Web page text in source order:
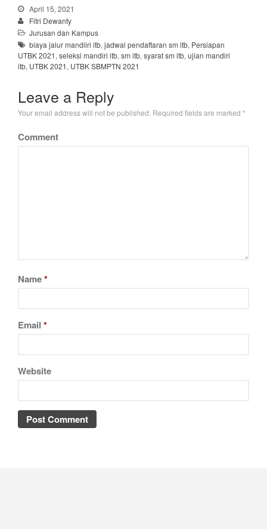
April 15, 2021
Fitri Dewanty
Jurusan dan Kampus
biaya jalur mandiiri itb, jadwal pendaftaran sm itb, Persiapan
UTBK 2021, seleksi mandiri itb, sm itb, syarat sm itb, ujian mandiri
itb, UTBK 2021, UTBK SBMPTN 2021
Leave a Reply
Your email address will not be published. Required fields are marked *
Comment
Name*
Email *
Website